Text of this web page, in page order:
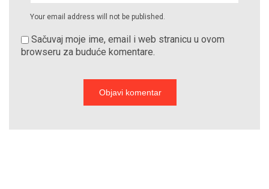
Your email address will not be published.
Sačuvaj moje ime, email i web stranicu u ovom
browseru za buduće komentare.